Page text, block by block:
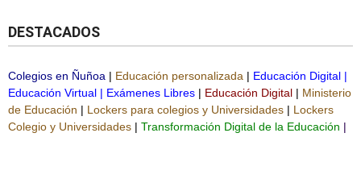
DESTACADOS
Colegios en Ñuñoa | Educación personalizada | Educación Digital |
Educación Virtual | Exámenes Libres | Educación Digital | Ministerio
de Educación | Lockers para colegios y Universidades | Lockers
Colegio y Universidades | Transformación Digital de la Educación |